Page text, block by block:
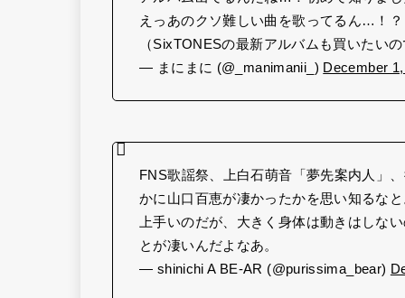
えっあのクソ難しい曲を歌ってるん…！
（SixTONESの最新アルバムも買いたい
— まにまに (@_manimanii_) December
FNS歌謡祭、上白石萌音「夢先案内人」
かに山口百恵が凄かったかを思い知るな
上手いのだが、大きく身体は動きはしな
とが凄いんだよなあ。
— shinichi A BE-AR (@purissima_bear)